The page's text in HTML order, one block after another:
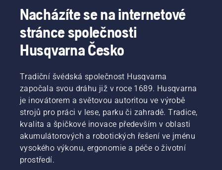
dařit
teplých
Abychom
naladili
správnou
vlnu,
podívejte
se
nejprve
nejzásadnější
Nacházíte se na internetové
stránce společnosti
Husqvarna Česko
Tradiční švédská společnost Husqvarna
započala svou dráhu již v roce 1689. Husqvarna
je inovátorem a světovou autoritou ve výrobě
strojů pro práci v lese, parku či zahradě. Tradice,
kvalita a špičkové inovace především v oblasti
akumulátorových a robotických řešení ve jménu
vysokého výkonu, ergonomie a péče o životní
prostředí.